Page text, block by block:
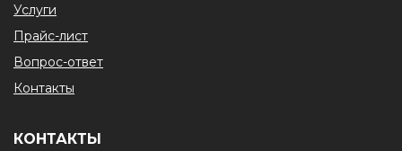
Услуги
Прайс-лист
Вопрос-ответ
Контакты
КОНТАКТЫ